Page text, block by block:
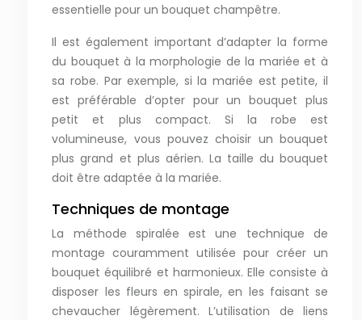
essentielle pour un bouquet champêtre.
Il est également important d’adapter la forme
du bouquet à la morphologie de la mariée et à
sa robe. Par exemple, si la mariée est petite, il
est préférable d’opter pour un bouquet plus
petit et plus compact. Si la robe est
volumineuse, vous pouvez choisir un bouquet
plus grand et plus aérien. La taille du bouquet
doit être adaptée à la mariée.
Techniques de montage
La méthode spiralée est une technique de
montage couramment utilisée pour créer un
bouquet équilibré et harmonieux. Elle consiste à
disposer les fleurs en spirale, en les faisant se
chevaucher légèrement. L’utilisation de liens